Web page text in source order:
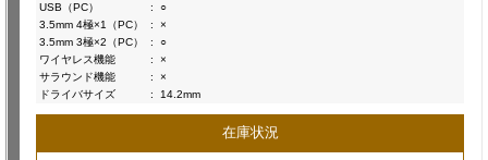
USB（PC）
:
○
3.5mm 4極×1（PC）
:
×
3.5mm 3極×2（PC）
:
○
ワイヤレス機能
:
×
サラウンド機能
:
×
ドライバサイズ
: 14.2mm
在庫状況